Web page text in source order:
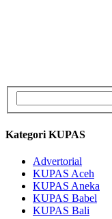
Kategori KUPAS
Advertorial
KUPAS Aceh
KUPAS Aneka
KUPAS Babel
KUPAS Bali